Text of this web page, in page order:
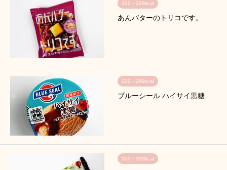
200～299kcal
あんバターのトリコです。
200～299kcal
ブルーシール ハイサイ黒糖
300～399kcal